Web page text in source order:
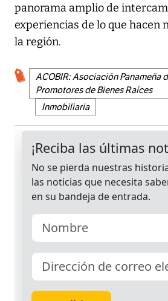
panorama amplio de
experiencias de lo que hacen
la región.
ACOBIR: Asociación Panameña
Promotores de Bienes Raíces
Inmobiliaria